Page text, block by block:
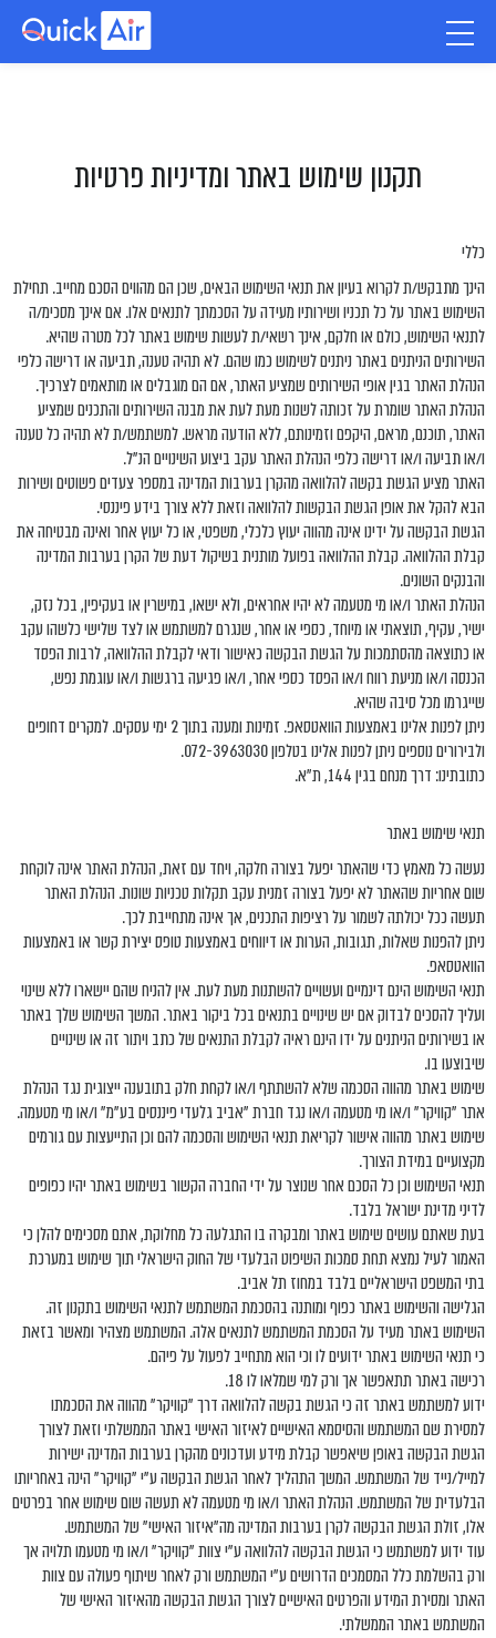
תקנון שימוש באתר ומדיניות פרטיות
כללי
הינך מתבקש/ת לקרוא בעיון את תנאי השימוש הבאים, שכן הם מהווים הסכם מחייב. תחילת
השימוש באתר על כל תכניו ושירותיו מעידה על הסכמתך לתנאים אלו. אם אינך מסכימ/ה
לתנאי השימוש, כולם או חלקם, אינך רשאי/ת לעשות שימוש באתר לכל מטרה שהיא.
השירותים הניתנים באתר ניתנים לשימוש כמו שהם. לא תהיה טענה, תביעה או דרישה כלפי
הנהלת האתר בגין אופי השירותים שמציע האתר, אם הם מוגבלים או מותאמים לצרכיך.
הנהלת האתר שומרת על זכותה לשנות מעת לעת את מבנה השירותים והתכנים שמציע
האתר, תוכנם, מראם, היקפם וזמינותם, ללא הודעה מראש. למשתמש/ת לא תהיה כל טענה
ו/או תביעה ו/או דרישה כלפי הנהלת האתר עקב ביצוע השינויים הנ”ל.
האתר מציע הגשת בקשה להלוואה מהקרן בערבות המדינה במספר צעדים פשוטים ושירות
הבא להקל את אופן הגשת הבקשות להלוואה וזאת ללא צורך בידע פיננסי.
הגשת הבקשה על ידינו אינה מהווה יעוץ כלכלי, משפטי, או כל יעוץ אחר ואינה מבטיחה את
קבלת ההלוואה. קבלת ההלוואה בפועל מותנית בשיקול דעת של הקרן בערבות המדינה
והבנקים השונים.
הנהלת האתר ו/או מי מטעמה לא יהיו אחראים, ולא ישאו, במישרין או בעקיפין, בכל נזק,
ישיר, עקיף, תוצאתי או מיוחד, כספי או אחר, שנגרם למשתמש או לצד שלישי כלשהו עקב
או כתוצאה מהסתמכות על הגשת הבקשה כאישור ודאי לקבלת ההלוואה, לרבות הפסד
הכנסה ו/או מניעת רווח ו/או הפסד כספי אחר, ו/או פגיעה ברגשות ו/או עוגמת נפש,
שייגרמו מכל סיבה שהיא.
ניתן לפנות אלינו באמצעות הוואטסאפ. זמינות ומענה בתוך 2 ימי עסקים. למקרים דחופים
ולבירורים נוספים ניתן לפנות אלינו בטלפון 072-3963030.
כתובתינו: דרך מנחם בגין 144, ת"א.
תנאי שימוש באתר
נעשה כל מאמץ כדי שהאתר יפעל בצורה חלקה, ויחד עם זאת, הנהלת האתר אינה לוקחת
שום אחריות שהאתר לא יפעל בצורה זמנית עקב תקלות טכניות שונות. הנהלת האתר
תעשה ככל יכולתה לשמור על רציפות התכנים, אך אינה מתחייבת לכך.
ניתן להפנות שאלות, תגובות, הערות או דיווחים באמצעות טופס יצירת קשר או באמצעות
הוואטסאפ.
תנאי השימוש הינם דינמיים ועשויים להשתנות מעת לעת. אין להניח שהם יישארו ללא שינוי
ועליך להסכים לבדוק אם יש שינויים בתנאים בכל ביקור באתר. המשך השימוש שלך באתר
או בשירותים הניתנים על ידו הינם ראיה לקבלת התנאים של כתב ויתור זה או שינויים
שיבוצעו בו.
שימוש באתר מהווה הסכמה שלא להשתתף ו/או לקחת חלק בתובענה ייצוגית נגד הנהלת
אתר "קוויקר" ו/או מי מטעמה ו/או נגד חברת "אביב גלעדי פיננסים בע"מ” ו/או מי מטעמה.
שימוש באתר מהווה אישור לקריאת תנאי השימוש והסכמה להם וכן התייעצות עם גורמים
מקצועיים במידת הצורך.
תנאי השימוש וכן כל הסכם אחר שנוצר על ידי החברה הקשור בשימוש באתר יהיו כפופים
לדיני מדינת ישראל בלבד.
בעת שאתם עושים שימוש באתר ומבקרה בו התגלעה כל מחלוקת, אתם מסכימים להלן כי
האמור לעיל נמצא תחת סמכות השיפוט הבלעדי של החוק הישראלי תוך שימוש במערכת
בתי המשפט הישראליים בלבד במחוז תל אביב.
הגלישה והשימוש באתר כפוף ומותנה בהסכמת המשתמש לתנאי השימוש בתקנון זה.
השימוש באתר מעיד על הסכמת המשתמש לתנאים אלה. המשתמש מצהיר ומאשר בזאת
כי תנאי השימוש באתר ידועים לו וכי הוא מתחייב לפעול על פיהם.
רכישה באתר תתאפשר אך ורק למי שמלאו לו 18.
ידוע למשתמש באתר זה כי הגשת בקשה להלוואה דרך "קוויקר" מהווה את הסכמתו
למסירת שם המשתמש והסיסמא האישיים לאיזור האישי באתר הממשלתי וזאת לצורך
הגשת הבקשה באופן שיאפשר קבלת מידע ועדכונים מהקרן בערבות המדינה ישירות
למייל/נייד של המשתמש. המשך התהליך לאחר הגשת הבקשה ע"י "קוויקר" הינה באחריותו
הבלעדית של המשתמש. הנהלת האתר ו/או מי מטעמה לא תעשה שום שימוש אחר בפרטים
אלו, זולת הגשת הבקשה לקרן בערבות המדינה מה"איזור האישי" של המשתמש.
עוד ידוע למשתמש כי הגשת הבקשה להלוואה ע"י צוות "קוויקר" ו/או מי מטעמו תלויה אך
ורק בהשלמת כלל המסמכים הדרושים ע"י המשתמש ורק לאחר שיתוף פעולה עם צוות
האתר ומסירת המידע והפרטים האישיים לצורך הגשת הבקשה מהאיזור האישי של
המשתמש באתר הממשלתי.